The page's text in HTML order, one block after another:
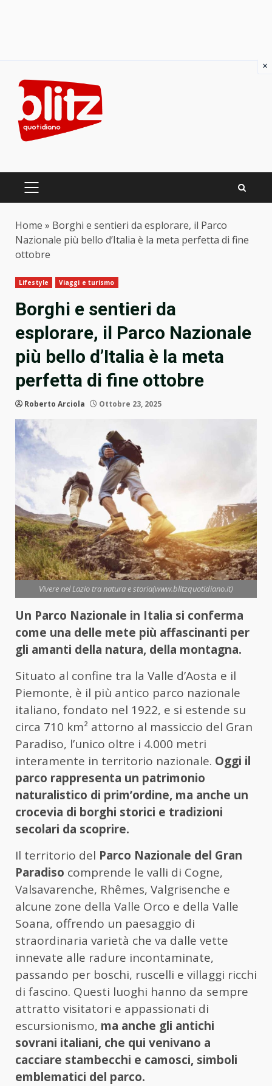
content
PRIMARY
Home » Borghi e sentieri da esplorare, il Parco
Nazionale più bello d’Italia è la meta perfetta di fine
ottobre
Lifestyle Viaggi e turismo
Borghi e sentieri da
esplorare, il Parco Nazionale
più bello d’Italia è la meta
perfetta di fine ottobre
Roberto Arciola Ottobre 23, 2025
Vivere nel Lazio tra natura e storia(www.blitzquotidiano.it)
Un Parco Nazionale in Italia si conferma
come una delle mete più affascinanti per
gli amanti della natura, della montagna.
Situato al confine tra la Valle d’Aosta e il
Piemonte, è il più antico parco nazionale
italiano, fondato nel 1922, e si estende su
circa 710 km² attorno al massiccio del Gran
Paradiso, l’unico oltre i 4.000 metri
interamente in territorio nazionale. Oggi il
parco rappresenta un patrimonio
naturalistico di prim’ordine, ma anche un
crocevia di borghi storici e tradizioni
secolari da scoprire.
Il territorio del Parco Nazionale del Gran
Paradiso comprende le valli di Cogne,
Valsavarenche, Rhêmes, Valgrisenche e
alcune zone della Valle Orco e della Valle
Soana, offrendo un paesaggio di
straordinaria varietà che va dalle vette
innevate alle radure incontaminate,
passando per boschi, ruscelli e villaggi ricchi
di fascino. Questi luoghi hanno da sempre
attratto visitatori e appassionati di
escursionismo, ma anche gli antichi
sovrani italiani, che qui venivano a
cacciare stambecchi e camosci, simboli
emblematici del parco.
×